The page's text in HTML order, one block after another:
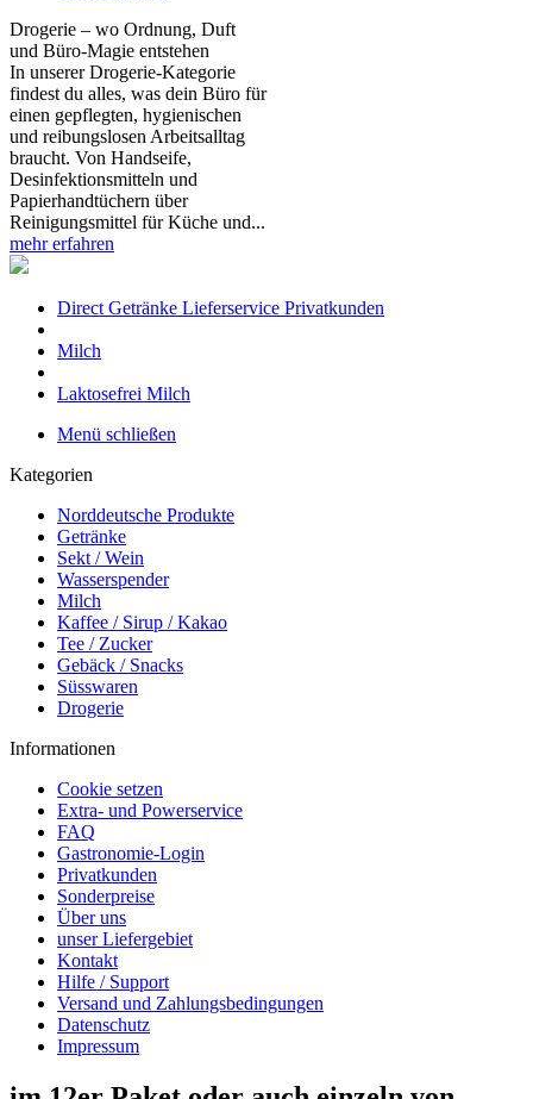
Drogerie – wo Ordnung, Duft
und Büro‑Magie entstehen
In unserer Drogerie‑Kategorie
findest du alles, was dein Büro für
einen gepflegten, hygienischen
und reibungslosen Arbeitsalltag
braucht. Von Handseife,
Desinfektionsmitteln und
Papierhandtüchern über
Reinigungsmittel für Küche und...
mehr erfahren
Direct Getränke Lieferservice Privatkunden
Milch
Laktosefrei Milch
Menü schließen
Kategorien
Norddeutsche Produkte
Getränke
Sekt / Wein
Wasserspender
Milch
Kaffee / Sirup / Kakao
Tee / Zucker
Gebäck / Snacks
Süsswaren
Drogerie
Informationen
Cookie setzen
Extra- und Powerservice
FAQ
Gastronomie-Login
Privatkunden
Sonderpreise
Über uns
unser Liefergebiet
Kontakt
Hilfe / Support
Versand und Zahlungsbedingungen
Datenschutz
Impressum